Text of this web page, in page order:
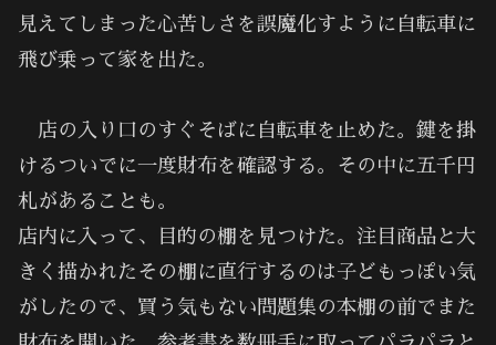
見えてしまった心苦しさを誤魔化すように自転車に
飛び乗って家を出た。
店の入り口のすぐそばに自転車を止めた。鍵を掛
けるついでに一度財布を確認する。その中に五千円
札があることも。
店内に入って、目的の棚を見つけた。注目商品と大
きく描かれたその棚に直行するのは子どもっぽい気
がしたので、買う気もない問題集の本棚の前でまた